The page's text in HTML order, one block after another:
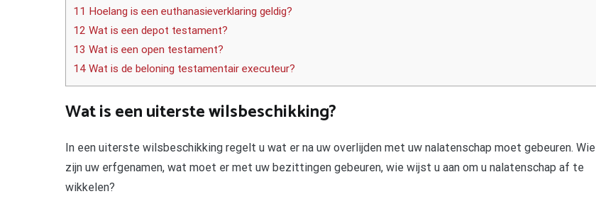
11 Hoelang is een euthanasieverklaring geldig?
12 Wat is een depot testament?
13 Wat is een open testament?
14 Wat is de beloning testamentair executeur?
Wat is een uiterste wilsbeschikking?
In een uiterste wilsbeschikking regelt u wat er na uw overlijden met uw nalatenschap moet gebeuren. Wie
zijn uw erfgenamen, wat moet er met uw bezittingen gebeuren, wie wijst u aan om u nalatenschap af te
wikkelen?